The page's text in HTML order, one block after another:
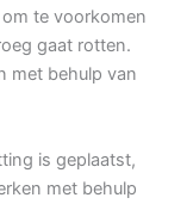
te voorkomen
gaat rotten.
met behulp van
is geplaatst,
met behulp